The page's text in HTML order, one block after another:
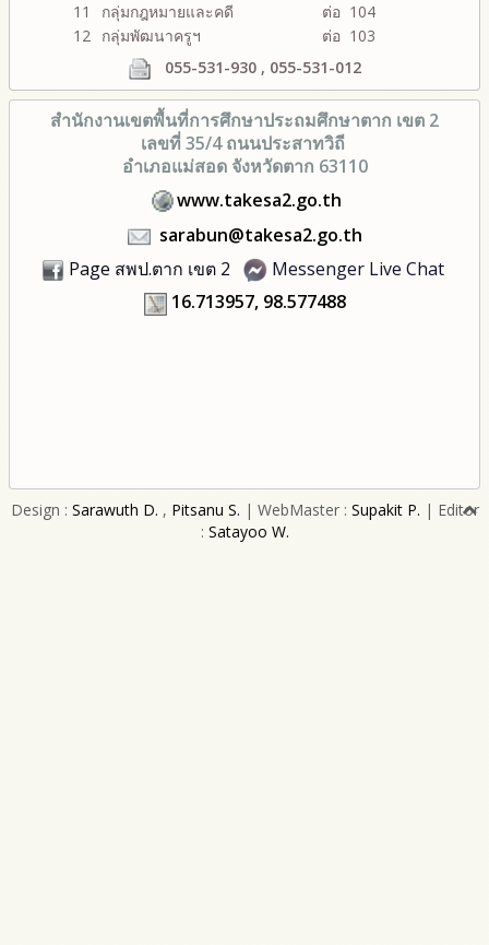
11
กลุ่มกฎหมายและคดี
ต่อ 104
12 กลุ่มพัฒนาครูฯ
ต่อ 103
055-531-930 , 055-531-012
สำนักงานเขตพื้นที่การศึกษาประถมศึกษาตาก เขต 2
เลขที่ 35/4 ถนนประสาทวิถี
อำเภอแม่สอด จังหวัดตาก 63110
www.takesa2.go.th
sarabun@takesa2.go.th
Page สพป.ตาก เขต 2
Messenger Live Chat
16.713957, 98.577488
Design : Sarawuth D. , Pitsanu S. | WebMaster : Supakit P. | Editor
: Satayoo W.